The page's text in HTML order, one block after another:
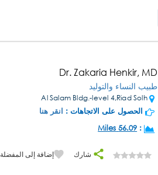
Dr. Zakaria Henkir, MD
طبيب النساء والتوليد
Al Salam Bldg.-level 4,Riad Solh
الحصول على الاتجاهات : انقر هنا
:
56.09 Miles
شارك إضافة إلى المفضلة